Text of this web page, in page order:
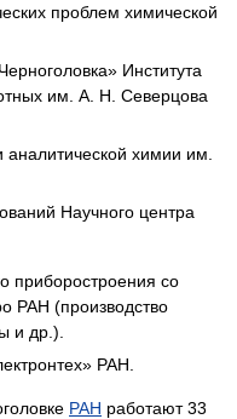
проблем химической
Института
им. А. Н. Северцова
химии им.
Научного центра
приборостроения со
РАН (производство
и др.).
РАН.
РАН работают 33